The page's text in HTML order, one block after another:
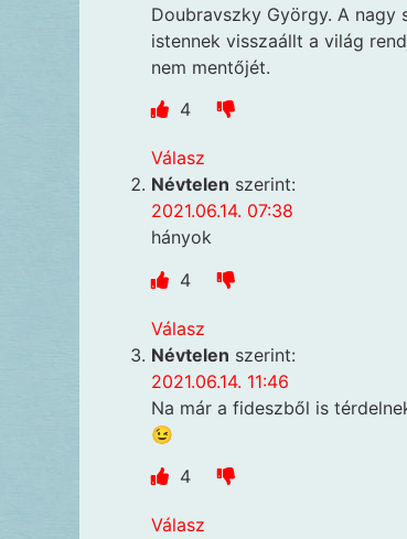
Doubravszky György. A nagy
istennek visszaállt a világ
nem mentőjét.
4
Válasz
Névtelen szerint:
2021.06.14. 07:38
hányok
4
Válasz
Névtelen szerint:
2021.06.14. 11:46
Na már a fideszből is
😉
4
Válasz